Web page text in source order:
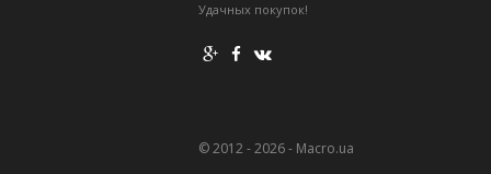
Удачных покупок!
© 2012 - 2026 - Macro.ua